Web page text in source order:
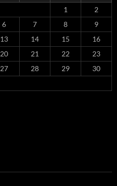
1
2
6 7 8
9
13 14 15
16
20 21 22
23
27 28 29
30